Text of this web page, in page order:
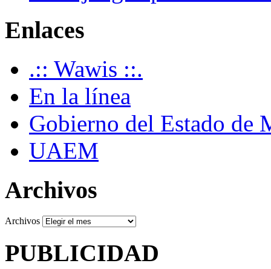
Enlaces
.:: Wawis ::.
En la línea
Gobierno del Estado de
UAEM
Archivos
Archivos
PUBLICIDAD